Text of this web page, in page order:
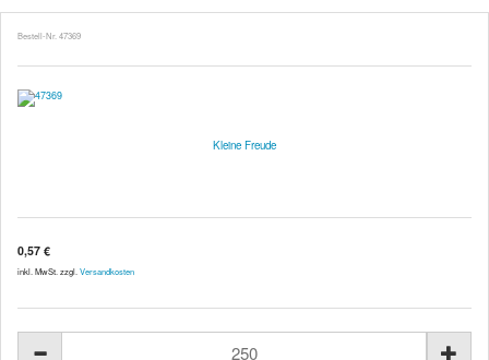
Bestell-Nr. 47369
Kleine Freude
0,57 €
inkl. MwSt. zzgl. Versandkosten